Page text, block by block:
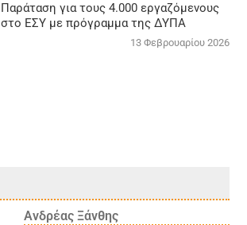
Παράταση για τους 4.000 εργαζόμενους
στο ΕΣΥ με πρόγραμμα της ΔΥΠΑ
13 Φεβρουαρίου 2026
Ανδρέας Ξάνθης